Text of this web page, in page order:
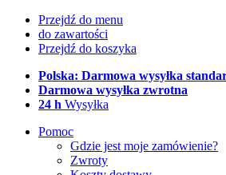
Przejdź do menu
do zawartości
Przejdź do koszyka
Polska: Darmowa wysyłka
Darmowa wysyłka zwrotna
24 h Wysyłka
Pomoc
Gdzie jest moje zamówienie?
Zwroty